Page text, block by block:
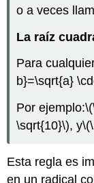
o a veces
La raíz
Para
b}=\sqrt{a}
Por ejemplo:
\sqrt{10}\), y
Esta regla es
en un radical